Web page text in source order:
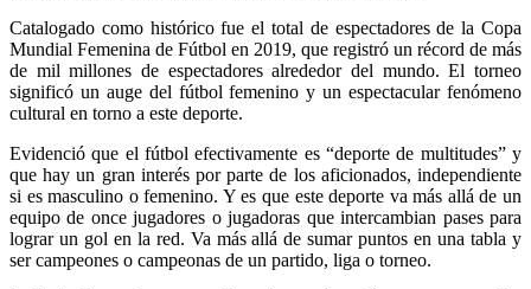
Catalogado como histórico fue el total de espectadores de la Copa
Mundial Femenina de Fútbol en 2019, que registró un récord de más
de mil millones de espectadores alrededor del mundo. El torneo
significó un auge del fútbol femenino y un espectacular fenómeno
cultural en torno a este deporte.
Evidenció que el fútbol efectivamente es “deporte de multitudes” y
que hay un gran interés por parte de los aficionados, independiente
si es masculino o femenino. Y es que este deporte va más allá de un
equipo de once jugadores o jugadoras que intercambian pases para
lograr un gol en la red. Va más allá de sumar puntos en una tabla y
ser campeones o campeonas de un partido, liga o torneo.